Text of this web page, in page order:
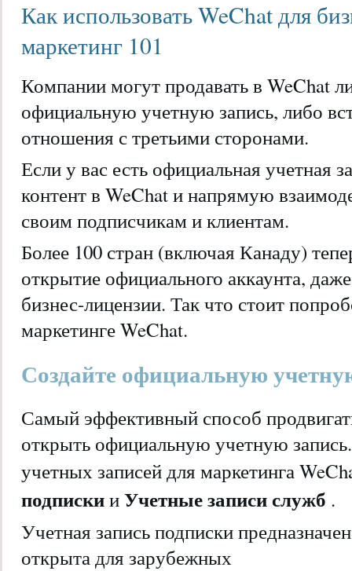
Как использовать WeChat для
маркетинг 101
Компании могут продавать в WeChat
официальную учетную запись, либо
отношения с третьими сторонами.
Если у вас есть официальная учетная
контент в WeChat и напрямую
своим подписчикам и клиентам.
Более 100 стран (включая Канаду)
открытие официального аккаунта,
бизнес-лицензии. Так что стоит
маркетинге WeChat.
Создайте официальную
Самый эффективный способ
открыть официальную учетную
учетных записей для маркетинга
подпискииУчетные записи служб .
Учетная запись подписки
открыта для зарубежных